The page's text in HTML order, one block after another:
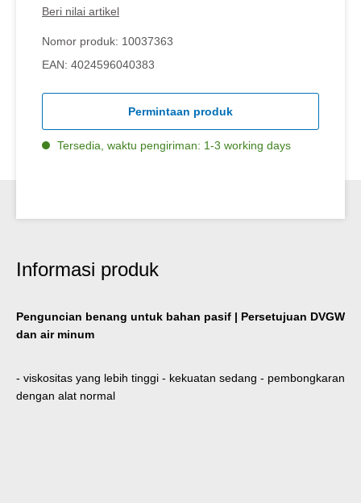
Beri nilai artikel
Nomor produk: 10037363
EAN: 4024596040383
Permintaan produk
Tersedia, waktu pengiriman: 1-3 working days
Informasi produk
Penguncian benang untuk bahan pasif | Persetujuan DVGW
dan air minum
- viskositas yang lebih tinggi - kekuatan sedang - pembongkaran
dengan alat normal